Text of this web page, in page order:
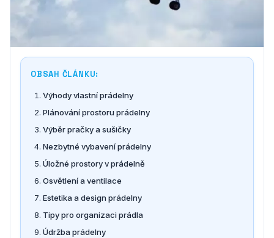
OBSAH ČLÁNKU:
Výhody vlastní prádelny
Plánování prostoru prádelny
Výběr pračky a sušičky
Nezbytné vybavení prádelny
Úložné prostory v prádelně
Osvětlení a ventilace
Estetika a design prádelny
Tipy pro organizaci prádla
Údržba prádelny